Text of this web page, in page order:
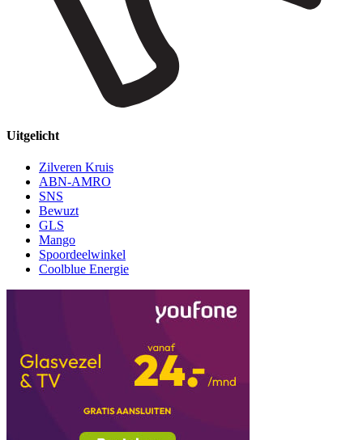
Uitgelicht
Zilveren Kruis
ABN-AMRO
SNS
Bewuzt
GLS
Mango
Spoordeelwinkel
Coolblue Energie